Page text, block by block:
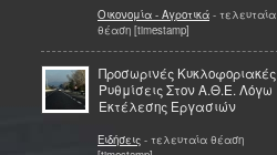
Οικονομία - Αγροτικά - τελευταία
θέαση [timestamp]
Προσωρινές Κυκλοφοριακές
Ρυθμίσεις Στον Α.Θ.Ε. Λόγω
Εκτέλεσης Εργασιών
Ειδήσεις - τελευταία θέαση